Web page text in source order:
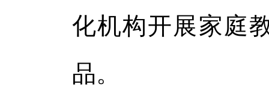
化机构开展家庭
品。